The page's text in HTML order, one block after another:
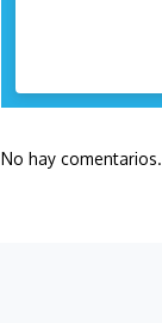
No hay comentarios.